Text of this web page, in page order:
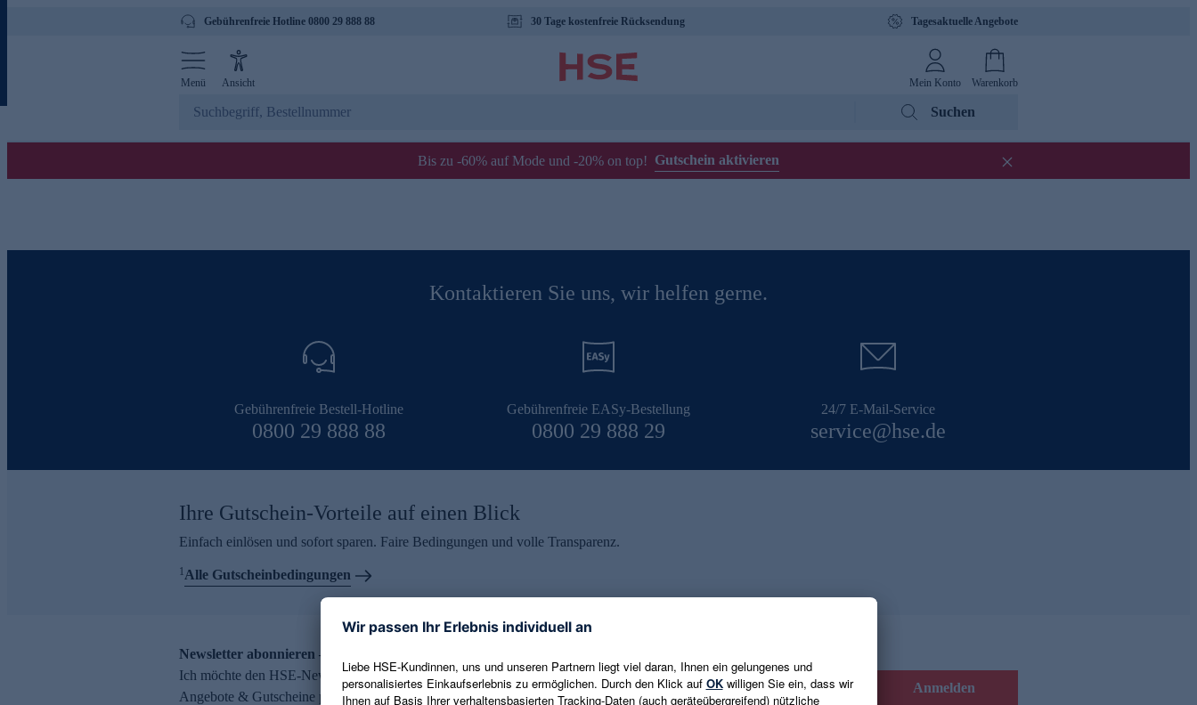
Gebührenfreie Hotline 0800 29 888 88 30 Tage kostenfreie Rücksendung Tagesaktuelle Angebote
Menü Ansicht Mein Konto Warenkorb
Suchen
Bis zu -60% auf Mode und -20% on top! Gutschein aktivieren
Kontaktieren Sie uns, wir helfen gerne.
Gebührenfreie Bestell-Hotline
0800 29 888 88
Gebührenfreie EASy-Bestellung
0800 29 888 29
24/7 E-Mail-Service
service@hse.de
Ihre Gutschein-Vorteile auf einen Blick
Einfach einlösen und sofort sparen. Faire Bedingungen und volle Transparenz.
1Alle Gutscheinbedingungen
Newsletter abonnieren – 10 € Gutschein erhalten
Ich möchte den HSE-Newsletter abonnieren und aktuelle Trends,
Angebote & Gutscheine per E-Mail erhalten. Als Dankeschön
E-Mail-Adresse eingeben Anmelden